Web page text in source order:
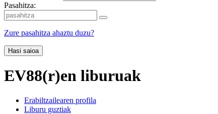
Pasahitza:
Zure pasahitza ahaztu duzu?
Hasi saioa
EV88(r)en liburuak
Erabiltzailearen profila
Liburu guztiak